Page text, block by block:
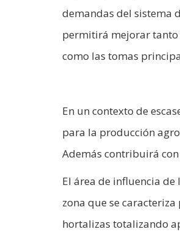
demandas del sistema
permitirá mejorar tanto
como las tomas
En un contexto de
para la producción
Además contribuirá
El área de influencia
zona que se
hortalizas totalizando